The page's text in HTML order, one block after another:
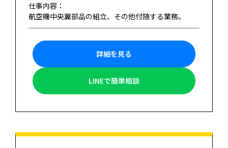
仕事内容：
航空機中央翼部品の組立、その他付随する業務。
詳細を見る
LINEで簡単相談